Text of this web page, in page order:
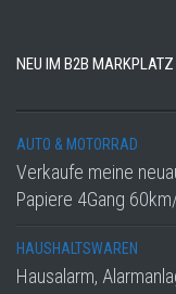
NEU IM B2B
AUTO & MOTORRAD
Verkaufe meine
Papiere 4Gang
HAUSHALTSWAREN
Hausalarm,